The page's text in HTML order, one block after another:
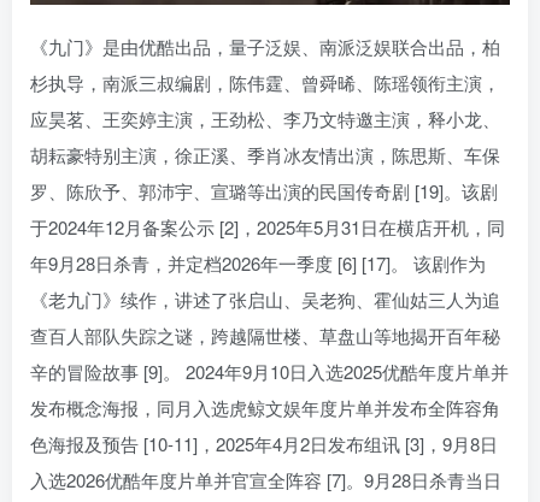
《九门》是由优酷出品，量子泛娱、南派泛娱联合出品，柏
杉执导，南派三叔编剧，陈伟霆、曾舜晞、陈瑶领衔主演，
应昊茗、王奕婷主演，王劲松、李乃文特邀主演，释小龙、
胡耘豪特别主演，徐正溪、季肖冰友情出演，陈思斯、车保
罗、陈欣予、郭沛宇、宣璐等出演的民国传奇剧 [19]。该剧
于2024年12月备案公示 [2]，2025年5月31日在横店开机，同
年9月28日杀青，并定档2026年一季度 [6] [17]。 该剧作为
《老九门》续作，讲述了张启山、吴老狗、霍仙姑三人为追
查百人部队失踪之谜，跨越隔世楼、草盘山等地揭开百年秘
辛的冒险故事 [9]。 2024年9月10日入选2025优酷年度片单并
发布概念海报，同月入选虎鲸文娱年度片单并发布全阵容角
色海报及预告 [10-11]，2025年4月2日发布组讯 [3]，9月8日
入选2026优酷年度片单并官宣全阵容 [7]。9月28日杀青当日